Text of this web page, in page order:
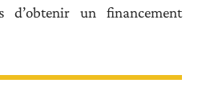
d’obtenir un financement